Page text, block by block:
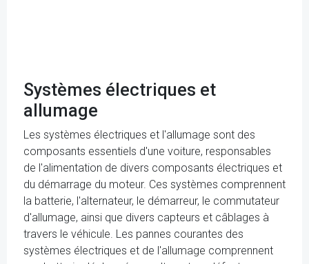
Systèmes électriques et
allumage
Les systèmes électriques et l'allumage sont des
composants essentiels d'une voiture, responsables
de l'alimentation de divers composants électriques et
du démarrage du moteur. Ces systèmes comprennent
la batterie, l'alternateur, le démarreur, le commutateur
d'allumage, ainsi que divers capteurs et câblages à
travers le véhicule. Les pannes courantes des
systèmes électriques et de l'allumage comprennent